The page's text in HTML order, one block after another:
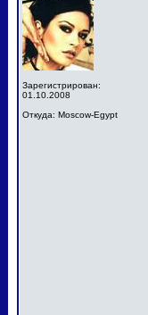
Зарегистрирован:
01.10.2008
Откуда: Moscow-Egypt